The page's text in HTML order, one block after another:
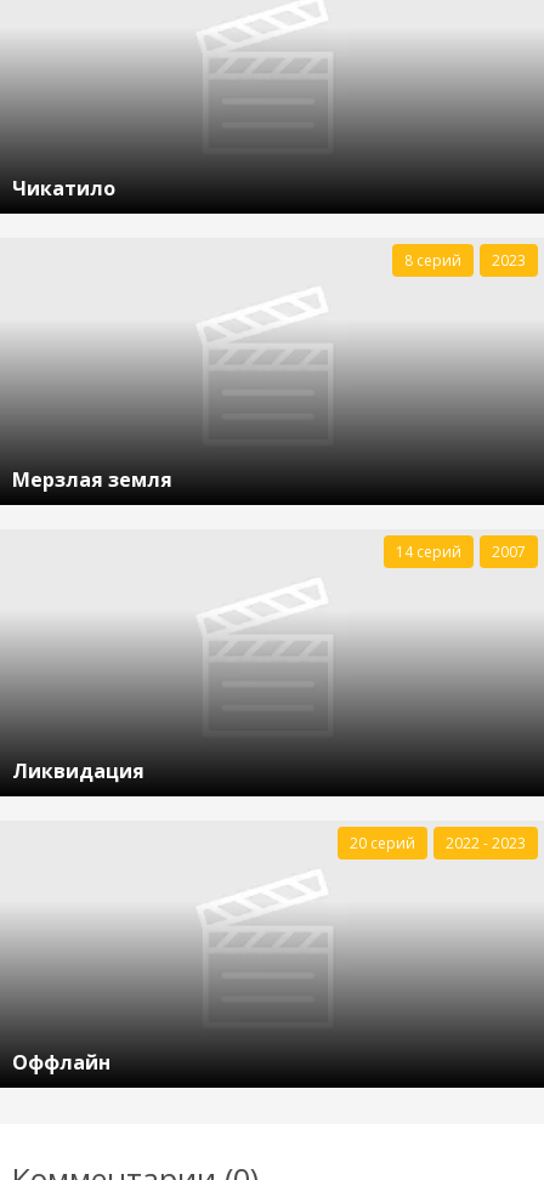
Чикатило
Мерзлая земля
8 серий 2023
Ликвидация
14 серий 2007
Оффлайн
20 серий 2022 - 2023